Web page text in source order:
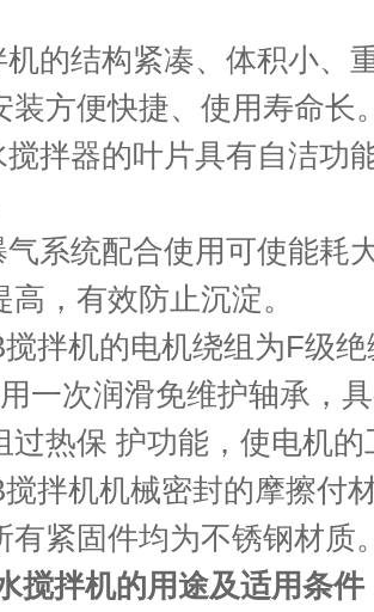
机的结构紧凑、体积小、
装方便快捷、使用寿命长
搅拌器的叶片具有自洁功
气系统配合使用可使能耗
高，有效防止沉淀。
拌机的电机绕组为F级
一次润滑免维护轴承，
过热保 护功能，使电机
搅拌机机械密封的摩擦付
有紧固件均为不锈钢材质
搅拌机的用途及适用条件